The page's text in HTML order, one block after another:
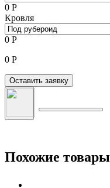
0 Р
Кровля
0 Р
0 Р
Оставить заявку
Похожие товары